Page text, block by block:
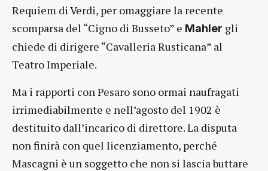
Requiem di Verdi, per omaggiare la recente
scomparsa del “Cigno di Busseto” e Mahler gli
chiede di dirigere “Cavalleria Rusticana” al
Teatro Imperiale.
Ma i rapporti con Pesaro sono ormai naufragati
irrimediabilmente e nell’agosto del 1902 è
destituito dall’incarico di direttore. La disputa
non finirà con quel licenziamento, perché
Mascagni è un soggetto che non si lascia buttare